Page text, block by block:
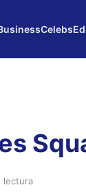
Celebs
lectura